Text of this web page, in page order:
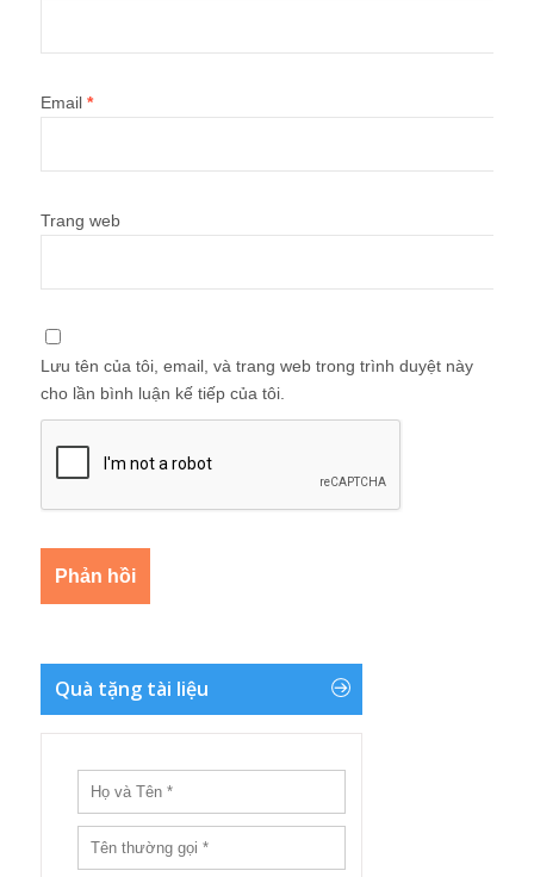
Email *
Trang web
Lưu tên của tôi, email, và trang web trong trình duyệt này
cho lần bình luận kế tiếp của tôi.
Quà tặng tài liệu